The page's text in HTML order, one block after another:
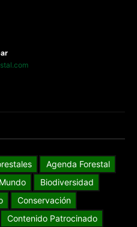
Agenda Forestal
Biodiversidad
Conservación
Contenido Patrocinado